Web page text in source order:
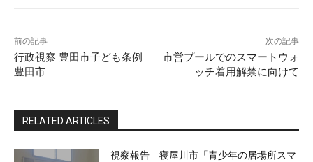
前の記事
行政視察 豊田市子ども条例
豊田市
次の記事
市営プールでのスマートウォ
ッチ着用解禁に向けて
RELATED ARTICLES
視察報告 寝屋川市「青少年の居場所スマ